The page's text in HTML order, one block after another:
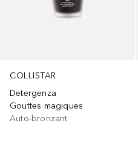
COLLISTAR
Detergenza
Gouttes magiques
Auto-bronzant